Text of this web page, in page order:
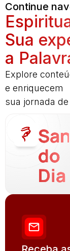
Continue
Sua
a
Explore
e enriquecem
sua jornada de
do
Dia